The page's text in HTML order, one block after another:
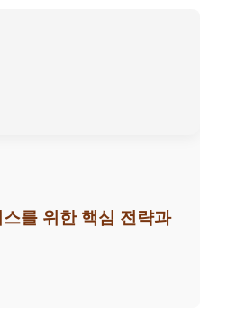
를 위한 핵심 전략과